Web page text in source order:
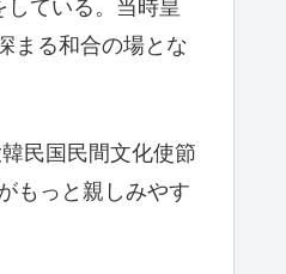
ている。当時皇
まる和合の場とな
民国民間文化使節
もっと親しみやす